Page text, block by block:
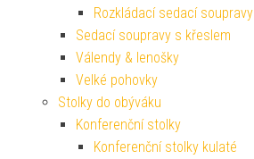
Rozkládací sedací soupravy
Sedací soupravy s křeslem
Válendy & lenošky
Velké pohovky
Stolky do obýváku
Konferenční stolky
Konferenční stolky kulaté